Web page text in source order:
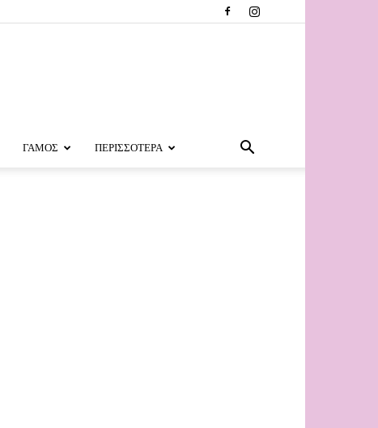
ΓΑΜΟΣ ΠΕΡΙΣΣΟΤΕΡΑ